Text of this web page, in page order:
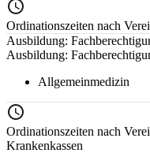
Ordinationszeiten nach
Ausbildung:
Ausbildung:
Allgemeinmedizin
Ordinationszeiten nach
Krankenkassen